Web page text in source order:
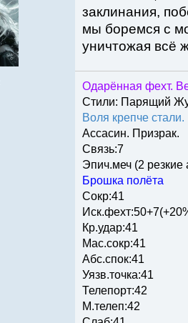
заклинания,
мы боремся с
уничтожая всё
Одарённая фехт.
Стили: Парящий
Воля крепче
Ассасин. Призрак.
Связь:7
Эпич.меч (2 резкие
Брошка полёта
Сокр:41
Кр.удар:41
Мас.сокр:41
Абс.спок:41
Уязв.точка:41
Телепорт:42
М.телеп:42